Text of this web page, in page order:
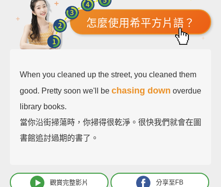
怎麼使用希平方片語？
When you cleaned up the street, you cleaned them
good. Pretty soon we'll be chasing down overdue
library books.
當你沿街掃蕩時，你掃得很乾淨。很快我們就會在圖
書館追討過期的書了。
觀賞完整影片 分享至FB